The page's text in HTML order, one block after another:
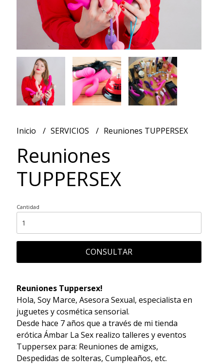
Inicio SERVICIOS Reuniones TUPPERSEX
Reuniones
TUPPERSEX
Cantidad
CONSULTAR
Reuniones Tuppersex!
Hola, Soy Marce, Asesora Sexual, especialista en
juguetes y cosmética sensorial.
Desde hace 7 años que a través de mi tienda
erótica Ámbar La Sex realizo talleres y eventos
Tuppersex para: Reuniones de amigxs,
Despedidas de solteras, Cumpleaños, etc.